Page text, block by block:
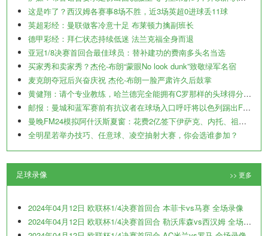
这是咋了？西汉姆各赛事8场不胜，近3场英超0进球丢11球
英超彩经：曼联做客冷意十足 布莱顿力擒副班长
德甲彩经：拜仁状态持续低迷 法兰克福全身而退
亚冠1/8决赛首回合最佳球员：替补建功的费南多头名当选
买家秀和卖家秀？杰伦-布朗“蒙眼No look dunk”致敬绿军名宿
麦克朗夺冠后兴奋庆祝 杰伦-布朗一脸严肃许久后鼓掌
黄健翔：请个专业教练，哈兰德完全能拥有C罗那样的头球得分能力
邮报：曼城和蓝军赛前有抗议者在球场入口呼吁将以色列踢出FIFA
曼晚FM24模拟阿什沃斯夏窗：花费2亿签下伊萨克、内托、祖比门迪
全明星若举办技巧、任意球、凌空抽射大赛，你会选谁参加？
足球录像 >> 更多
2024年04月12日 欧联杯1/4决赛首回合 本菲卡vs马赛 全场录像
2024年04月12日 欧联杯1/4决赛首回合 勒沃库森vs西汉姆 全场录像